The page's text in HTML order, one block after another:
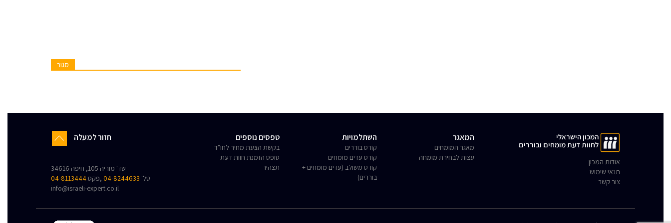
סגור
המכון הישראלי
לחוות דעת מומחים ובוררים
אודות המכון
תנאי שימוש
צור קשר
המאגר
מאגר המומחים
עצות לבחירת מומחה
השתלמויות
קורס בוררים
קורס עדים מומחים
קורס משולב (עדים מומחים +
בוררים)
טפסים נוספים
בקשת הצעת מחיר לחו"ד
טופס הזמנת חוות דעת
תצהיר
חזור למעלה
שד' מוריה 105, חיפה 34616
טל' 04-8244633 ,פקס04-8113444
info@israeli-expert.co.il